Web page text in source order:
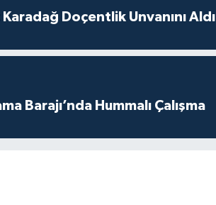
Doçentlik Unvanını Aldı
Barajı’nda Hummalı Çalışma